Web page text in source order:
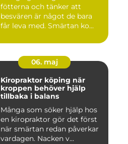
fötterna och tänker att
besvären är något de bara
får leva med. Smärtan ko...
06. maj
Kiropraktor köping när
kroppen behöver hjälp
tillbaka i balans
Många som söker hjälp hos
en kiropraktor gör det först
när smärtan redan påverkar
vardagen. Nacken v...